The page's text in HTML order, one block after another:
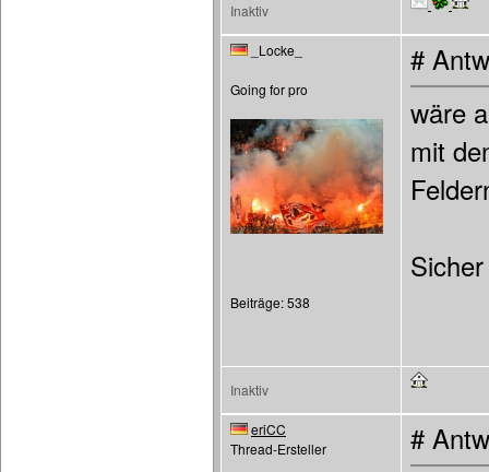
Inaktiv
_Locke_
Going for pro
Beiträge: 538
#
wäre
mit
Inaktiv
eriCC
Thread-Ersteller
#